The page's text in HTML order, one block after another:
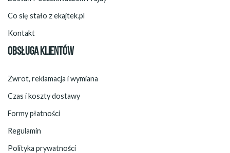
Co się stało z ekajtek.pl
Kontakt
OBSŁUGA KLIENTÓW
Zwrot, reklamacja i wymiana
Czas i koszty dostawy
Formy płatności
Regulamin
Polityka prywatności